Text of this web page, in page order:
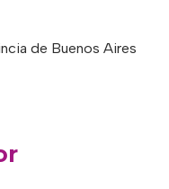
de Buenos Aires